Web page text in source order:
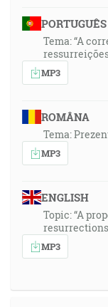
PORTUGUÊS
Tema: “A
MP3
ROMÂNA
Tema:
MP3
ENGLISH
Topic: “A
MP3